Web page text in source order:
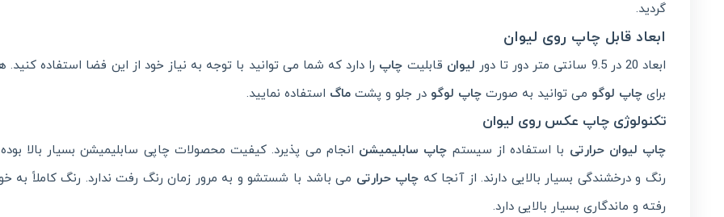
گردید.
ابعاد قابل چاپ روی لیوان
ابعاد 20 در 9.5 سانتی متر دور تا دور لیوان قابلیت چاپ را دارد که شما می توانید با توجه به نیاز خود از این فضا استفاده
برای چاپ لوگو می توانید به صورت چاپ لوگو در جلو و پشت ماگ استفاده نمایید.
تکنولوژی چاپ عکس روی لیوان
چاپ لیوان حرارتی با استفاده از سیستم چاپ سابلیمیشن انجام می پذیرد. کیفیت محصولات چاپی سابلیمیشن بسیار بالا
رنگ و درخشندگی بسیار بالایی دارند. از آنجا که چاپ حرارتی می باشد با شستشو و به مرور زمان رنگ رفت ندارد. رنگ کاملاً به
رفته و ماندگاری بسیار بالایی دارد.